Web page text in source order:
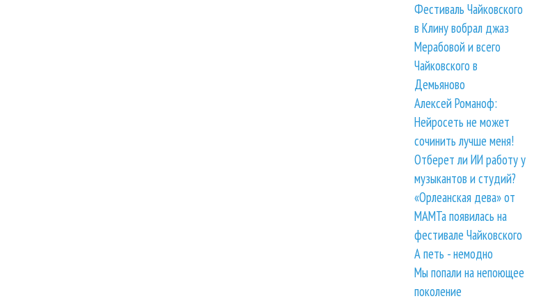
Фестиваль Чайковского
в Клину вобрал джаз
Мерабовой и всего
Чайковского в
Демьяново
Алексей Романоф:
Нейросеть не может
сочинить лучше меня!
Отберет ли ИИ работу у
музыкантов и студий?
«Орлеанская дева» от
МАМТа появилась на
фестивале Чайковского
А петь - немодно
Мы попали на непоющее
поколение